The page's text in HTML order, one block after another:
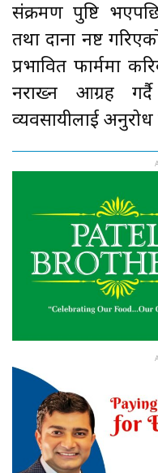
संक्रमण पुष्टि
तथा दाना नष्ट
प्रभावित फार्ममा
नराख्न आग्रह
व्यवसायीलाई